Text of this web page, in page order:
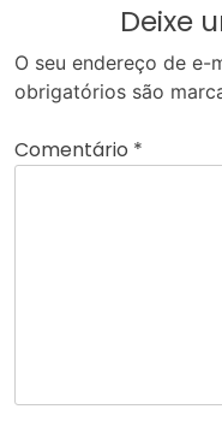
Deixe
O seu endereço de e-
obrigatórios são
Comentário *